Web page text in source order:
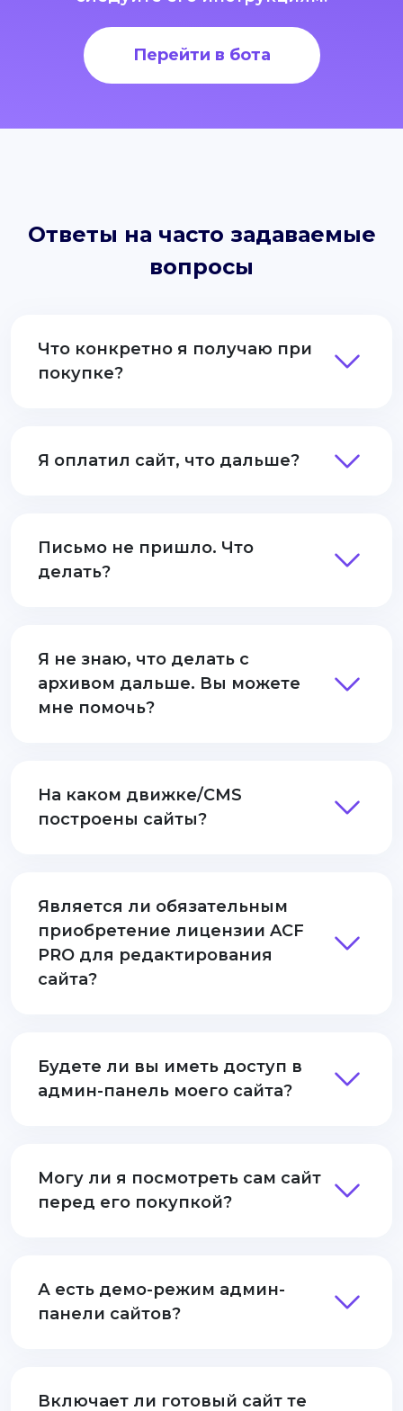
Перейти в бота
Ответы на часто задаваемые
вопросы
Что конкретно я получаю при
покупке?
Я оплатил сайт, что дальше?
Письмо не пришло. Что
делать?
Я не знаю, что делать с
архивом дальше. Вы можете
мне помочь?
На каком движке/CMS
построены сайты?
Является ли обязательным
приобретение лицензии ACF
PRO для редактирования
сайта?
Будете ли вы иметь доступ в
админ-панель моего сайта?
Могу ли я посмотреть сам сайт
перед его покупкой?
А есть демо-режим админ-
панели сайтов?
Включает ли готовый сайт те